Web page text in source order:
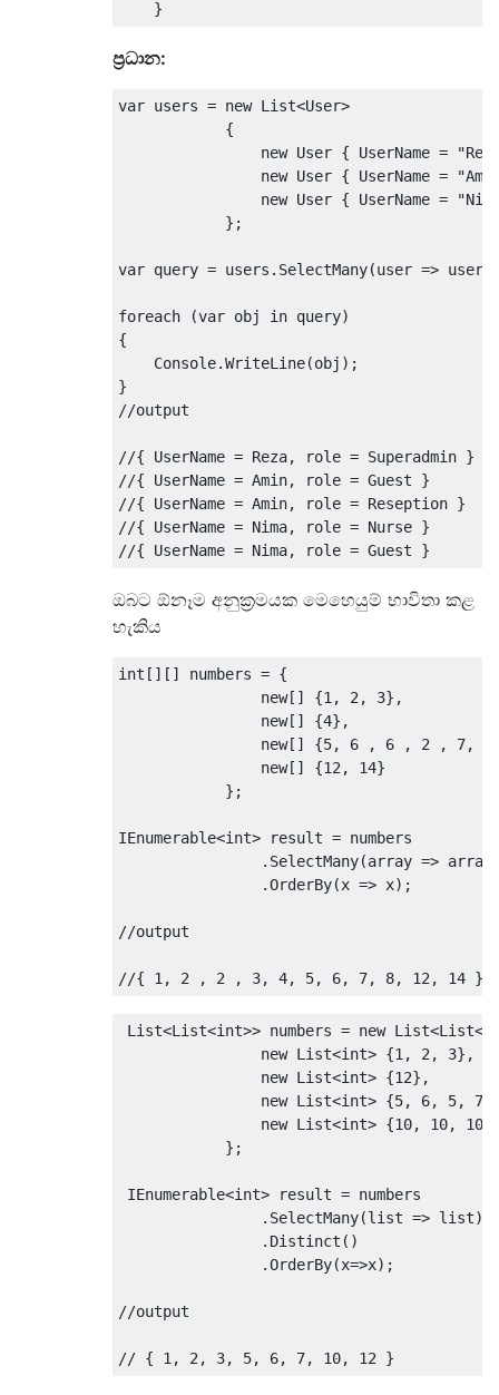
}
ප්‍රධාන:
var users = new List<User>
{
new User { UserName =
new User { UserName =
new User { UserName =
};
var query = users . SelectMany(user => user
foreach (var obj in query)
{
Console.WriteLine(obj );
}
//output
//{ UserName = Reza, role = Superadmin }
//{ UserName = Amin, role = Guest }
//{ UserName = Amin, role = Reseption }
//{ UserName = Nima, role = Nurse }
//{ UserName = Nima, role = Guest }
ඔබට ඕනෑම අනුක්‍රමයක මෙහෙයුම් භාවිතා කළ
හැකිය
int [][] numbers = {
new[] {1 , 2 , 3},
new[] {4},
new[] {5, 6 , 6 , 2 , 7,
new[] {12 , 14}
};
IEnumerable<int> result = numbers
. SelectMany(array => array
.OrderBy(x => x);
//output
//{ 1, 2 , 2 , 3, 4, 5, 6, 7, 8, 12, 14 }
List<List<int>> numbers = new List<List
new List<int> {1 , 2 , 3},
new List<int> {12},
new List<int> {5, 6, 5, 7
new List<int> {10, 10, 10
};
IEnumerable<int> result = numbers
. SelectMany(list => list)
. Distinct ()
.OrderBy(x=>x);
//output
// { 1, 2, 3, 5, 6, 7, 10, 12 }